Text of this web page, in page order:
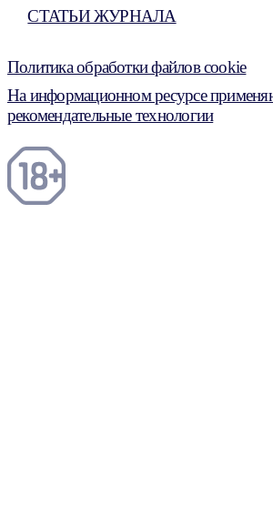
СТАТЬИ ЖУРНАЛА
Политика обработки файлов cookie
На информационном ресурсе
рекомендательные технологии